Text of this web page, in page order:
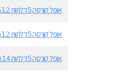
אופל קורסה 5 דלתות 1.2 75 כ"ס אסנטיה ידני
אופל קורסה 5 דלתות 1.2 75 כ"ס אסנטיה אוטומט
אופל קורסה 5 דלתות 1.4 אסנטיה ידני